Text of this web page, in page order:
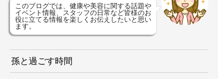
このブログでは、健康や美容に関する話題や
イベント情報、スタッフの日常など皆様のお
役に立てる情報を楽しくお伝えしたいと思い
ます。
孫と過ごす時間